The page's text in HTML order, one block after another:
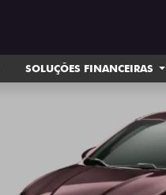
SOLUÇÕES FINANCEIRAS